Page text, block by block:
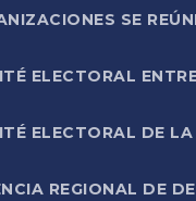
SE
ELECTORAL
ELECTORAL DE
REGIONAL DE